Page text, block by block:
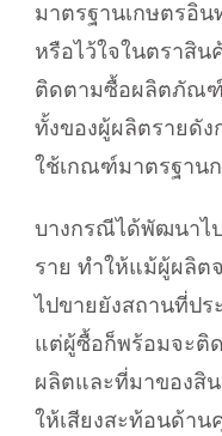
มาตรฐานเกษตรอิน
หรือไว้ใจในตราสิน
ติดตามซื้อผลิตภัณฑ์
ทั้งของผู้ผลิตรายดัง
ใช้เกณฑ์มาตรฐาน
บางกรณีได้พัฒนาไ
ราย ทำให้แม้ผู้ผลิต
ไปขายยังสถานที่ป
แต่ผู้ซื้อก็พร้อมจะติด
ผลิตและที่มาของสิ
ให้เสียงสะท้อนด้า